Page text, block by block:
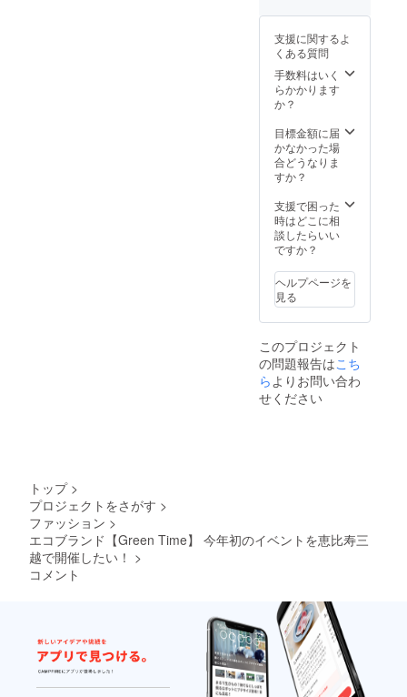
用くだ
さい。
六の格
言クリ
アファ
イルが
セット
になり
身近
な、使
いやす
ターン
にお選
びいた
しまし
ひご活
用くだ
さい。
ご了承
い。）
どれも
幸運を
モチー
フにし
のエネ
ルギー
を感じ
させる
レット
です。
また、
現代社
じる山
本五十
六の格
言クリ
イルが
セット
になり
ます。
生活に
しまし
た。 ぜ
支援に関するよ
くある質問
手数料はいく
らかかります
か？
目標金額に届
かなかった場
合どうなりま
すか？
支援で困った
時はどこに相
談したらいい
ですか？
ヘルプページを
見る
このプロジェクト
の問題報告はこち
ら よりお問い合わ
せください
トップ >
プロジェクトをさがす >
ファッション >
エコブランド【Green Time】 今年初のイベントを恵比寿三
越で開催したい！ >
コメント